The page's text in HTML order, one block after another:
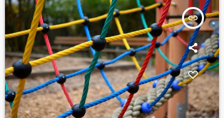
insert_link